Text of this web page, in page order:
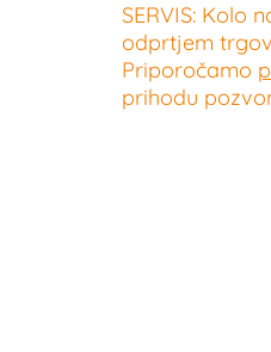
SERVIS: Kolo
odprtjem
Priporočamo
prihodu